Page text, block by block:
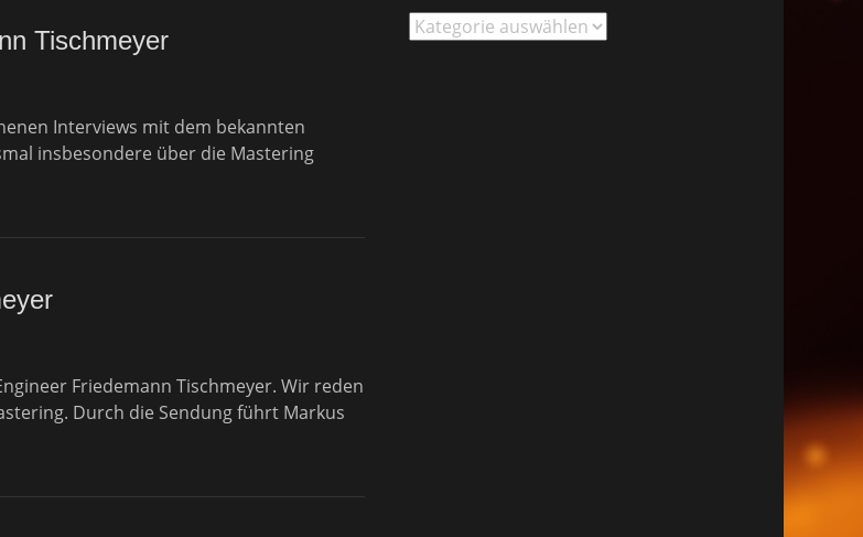
Tischmeyer
Interviews mit dem bekannten
insbesondere über die Mastering
Friedemann Tischmeyer. Wir reden
Durch die Sendung führt Markus
Kategorien